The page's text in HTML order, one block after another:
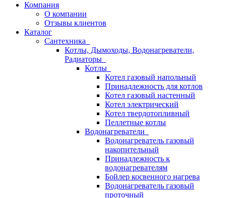
Компания
О компании
Отзывы клиентов
Каталог
Сантехника
Котлы, Дымоходы, Водонагреватели,
Радиаторы
Котлы
Котел газовый напольный
Принадлежность для котлов
Котел газовый настенный
Котел электрический
Котел твердотопливный
Пеллетные котлы
Водонагреватели
Водонагреватель газовый
накопительный
Принадлежность к
водонагревателям
Бойлер косвенного нагрева
Водонагреватель газовый
проточный